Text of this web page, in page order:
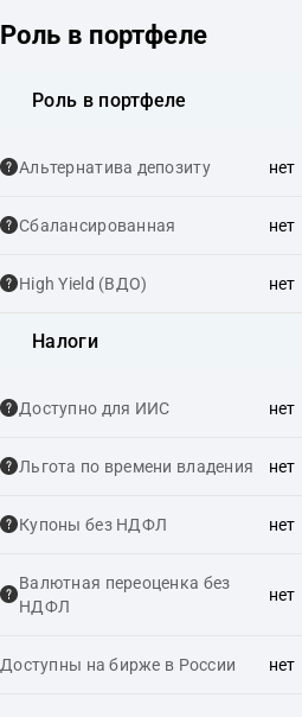
Роль в портфеле
Роль в портфеле
Альтернатива депозиту нет
Сбалансированная нет
High Yield (ВДО) нет
Налоги
Доступно для ИИС нет
Льгота по времени владения нет
Купоны без НДФЛ нет
Валютная переоценка без
НДФЛ
нет
Доступны на бирже в России нет